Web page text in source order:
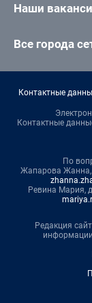
Наши
Все города
Контактные
Контактные
По
Жапарова Жанна,
Ревина Мария,
Редакция